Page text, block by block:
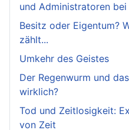
und Administratoren
Besitz oder Eigentum?
zählt...
Umkehr des Geistes
Der Regenwurm und
wirklich?
Tod und Zeitlosigkeit:
von Zeit